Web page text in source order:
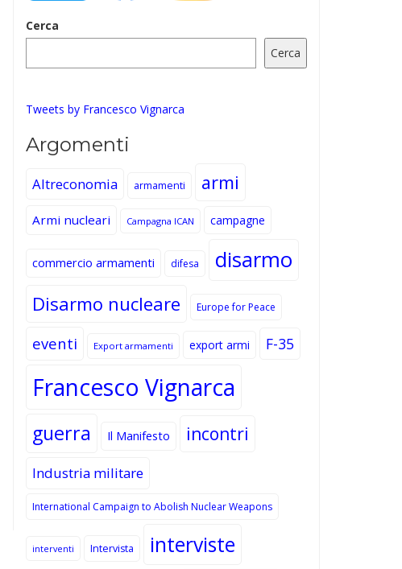
Cerca
Cerca
Tweets by Francesco Vignarca
Argomenti
Altreconomia armamenti armi
Armi nucleari Campagna ICAN campagne
commercio armamenti difesa disarmo
Disarmo nucleare Europe for Peace
eventi Export armamenti export armi F-35
Francesco Vignarca
guerra Il Manifesto incontri
Industria militare
International Campaign to Abolish Nuclear Weapons
interventi Intervista interviste